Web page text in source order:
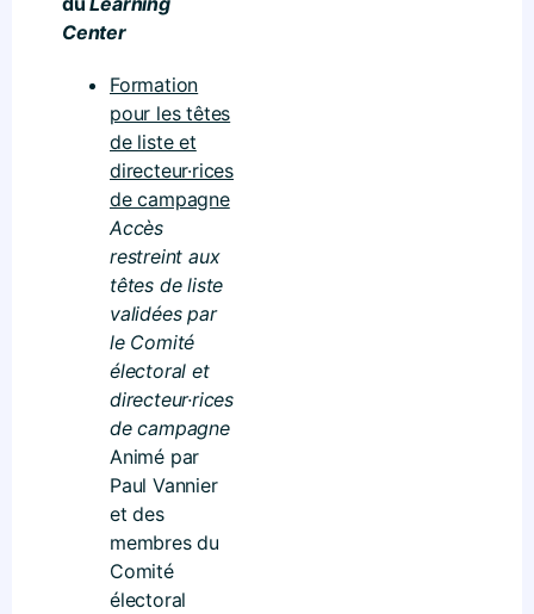
Center
Formation
pour les têtes
de liste et
directeur·rices
de campagne
Accès
restreint aux
têtes de liste
validées par
le Comité
électoral et
directeur·rices
de campagne
Animé par
Paul Vannier
et des
membres du
Comité
électoral